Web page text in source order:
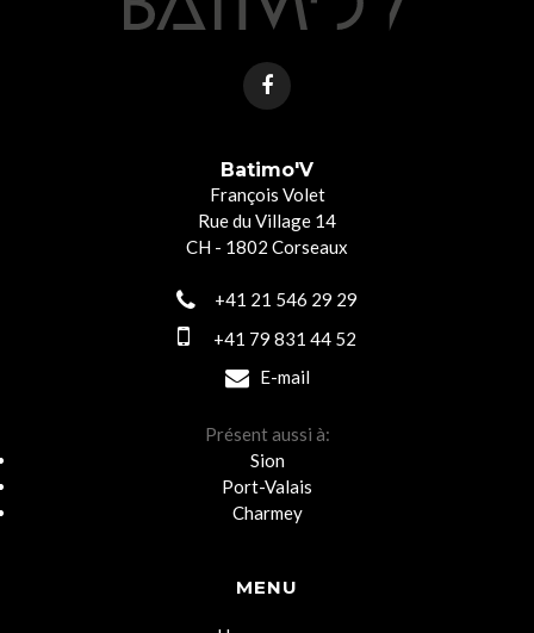
MENU
Batimo'V
François Volet
Rue du Village 14
CH - 1802 Corseaux
+41 21 546 29 29
+41 79 831 44 52
E-mail
Présent aussi à:
Sion
Port-Valais
Charmey